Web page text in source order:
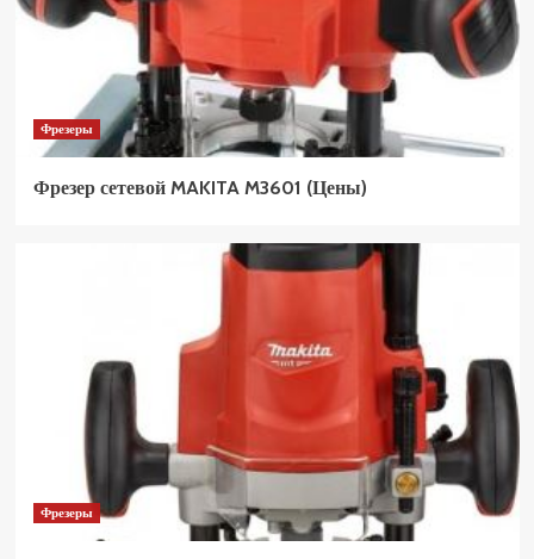
Фрезеры
Фрезер сетевой MAKITA M3601 (Цены)
Фрезеры